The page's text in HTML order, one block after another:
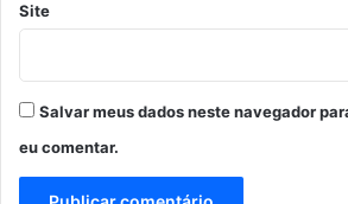
Site
Salvar meus dados neste navegador
eu comentar.